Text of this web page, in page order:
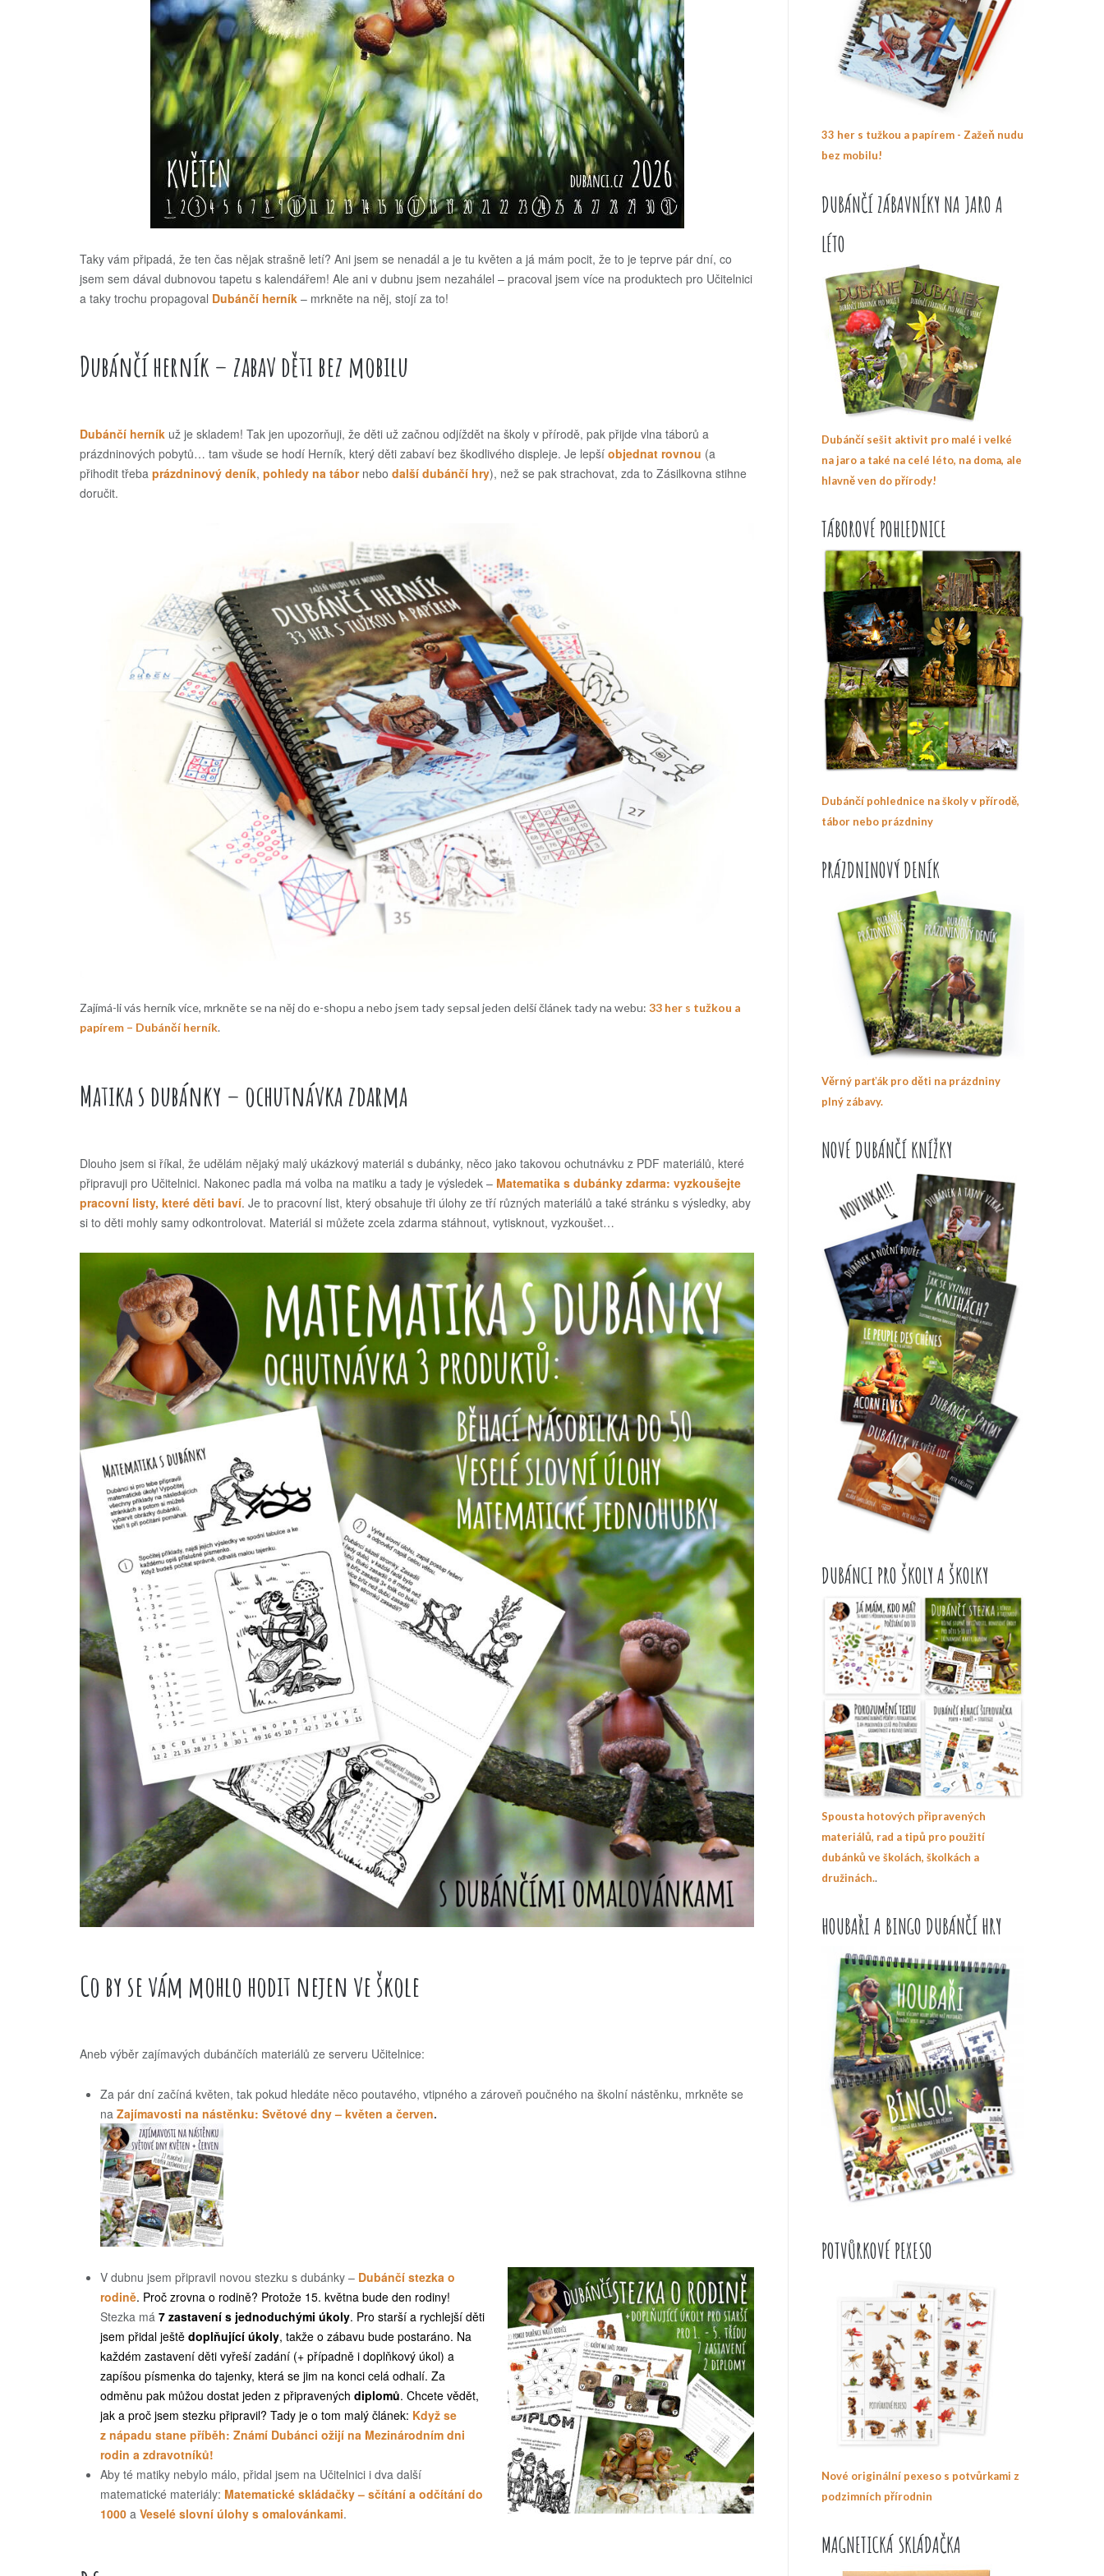
Taky vám připadá, že ten čas nějak strašně letí? Ani jsem se nenadál a je tu květen a já mám pocit, že to je teprve pár dní, co
jsem sem dával dubnovou tapetu s kalendářem! Ale ani v dubnu jsem nezahálel – pracoval jsem více na produktech pro Učitelnici
a taky trochu propagoval Dubánčí herník– mrkněte na něj, stojí za to!
Dubánčí herník – zabav děti bez mobilu
Dubánčí herníkuž je skladem! Tak jen upozorňuji, že děti už začnou odjíždět na školy v přírodě, pak přijde vlna táborů a
prázdninových pobytů… tam všude se hodí Herník, který děti zabaví bez škodlivého displeje. Je lepší objednat rovnou (a
přihodit třeba prázdninový deník, pohledy na tábornebo další dubánčí hry), než se pak strachovat, zda to Zásilkovna stihne
doručit.
Zajímá-li vás herník více, mrkněte se na něj do e-shopu a nebo jsem tady sepsal jeden delší článek tady na webu: 33 her s tužkou a
papírem – Dubánčí herník.
Matika s dubánky – ochutnávka zdarma
Dlouho jsem si říkal, že udělám nějaký malý ukázkový materiál s dubánky, něco jako takovou ochutnávku z PDF materiálů, které
připravuji pro Učitelnici. Nakonec padla má volba na matiku a tady je výsledek – Matematika s dubánky zdarma: vyzkoušejte
pracovní listy, které děti baví. Je to pracovní list, který obsahuje tři úlohy ze tří různých materiálů a také stránku s výsledky, aby
si to děti mohly samy odkontrolovat. Materiál si můžete zcela zdarma stáhnout, vytisknout, vyzkoušet…
Co by se vám mohlo hodit nejen ve škole
Aneb výběr zajímavých dubánčích materiálů ze serveru Učitelnice:
Za pár dní začíná květen, tak pokud hledáte něco poutavého, vtipného a zároveň poučného na školní nástěnku, mrkněte se
na Zajímavosti na nástěnku: Světové dny – květen a červen.
V dubnu jsem připravil novou stezku s dubánky – Dubánčí stezka o
rodině. Proč zrovna o rodině? Protože 15. května bude den rodiny!
Stezka má 7 zastavení s jednoduchými úkoly. Pro starší a rychlejší děti
jsem přidal ještě doplňující úkoly, takže o zábavu bude postaráno. Na
každém zastavení děti vyřeší zadání (+ případně i doplňkový úkol) a
zapíšou písmenka do tajenky, která se jim na konci celá odhalí. Za
odměnu pak můžou dostat jeden z připravených diplomů. Chcete vědět,
jak a proč jsem stezku připravil? Tady je o tom malý článek: Když se
z nápadu stane příběh: Známí Dubánci ožijí na Mezinárodním dni
rodin a zdravotníků!
Aby té matiky nebylo málo, přidal jsem na Učitelnici i dva další
matematické materiály: Matematické skládačky – sčítání a odčítání do
1000a Veselé slovní úlohy s omalovánkami.
33 her s tužkou a papírem - Zažeň nudu
bez mobilu!
DUBÁNČÍ ZÁBAVNÍKY NA JARO A
LÉTO
Dubánčí sešit aktivit pro malé i velké
na jaro a také na celé léto, na doma, ale
hlavně ven do přírody!
TÁBOROVÉ POHLEDNICE
Dubánčí pohlednice na školy v přírodě,
tábor nebo prázdniny
PRÁZDNINOVÝ DENÍK
Věrný parťák pro děti na prázdniny
plný zábavy.
NOVÉ DUBÁNČÍ KNÍŽKY
DUBÁNCI PRO ŠKOLY A ŠKOLKY
Spousta hotových připravených
materiálů, rad a tipů pro použití
dubánků ve školách, školkách a
družinách..
HOUBAŘI A BINGO DUBÁNČÍ HRY
POTVŮRKOVÉ PEXESO
Nové originální pexeso s potvůrkami z
podzimních přírodnin
MAGNETICKÁ SKLÁDAČKA